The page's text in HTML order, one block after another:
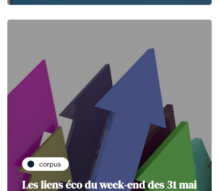
corpus
Les liens éco du week-end des 31 mai